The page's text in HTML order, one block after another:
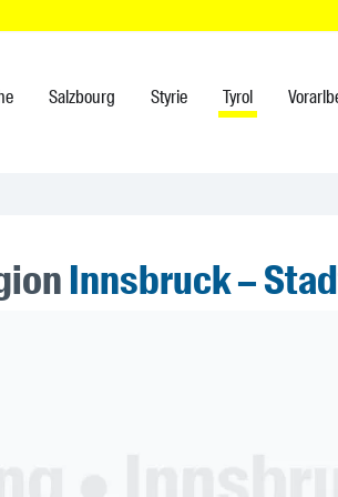
Salzbourg Styrie Tyrol
Innsbruck –